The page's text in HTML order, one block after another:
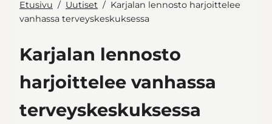
Etusivu Uutiset
Karjalan lennosto harjoittelee
vanhassa terveyskeskuksessa
Karjalan lennosto
harjoittelee vanhassa
terveyskeskuksessa